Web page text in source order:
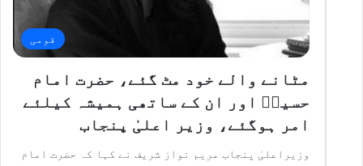
قومی
مٹانے والے خود مٹ گئے، حضرت امام
حسینؓ اور ان کے ساتھی ہمیشہ کیلئے
امر ہوگئے، وزیر اعلیٰ پنجاب
وزیراعلیٰ پنجاب مریم نواز شریف نے کہا کہ حضرت امام